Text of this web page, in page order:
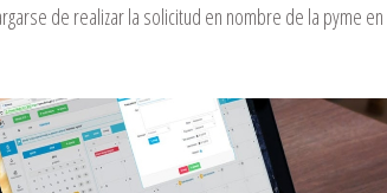
de realizar la solicitud en nombre de la pyme en